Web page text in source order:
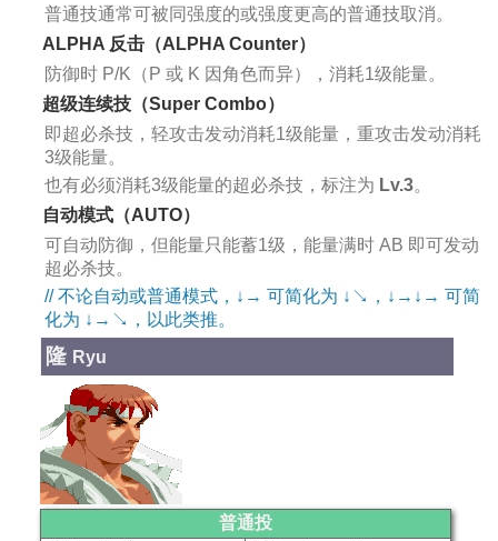
普通技通常可被同强度的或强度更高的普通技取消。
ALPHA 反击（ALPHA Counter）
防御时 P/K（P 或 K 因角色而异），消耗1级能量。
超级连续技（Super Combo）
即超必杀技，轻攻击发动消耗1级能量，重攻击发动消耗
3级能量。
也有必须消耗3级能量的超必杀技，标注为 Lv.3。
自动模式（AUTO）
可自动防御，但能量只能蓄1级，能量满时 AB 即可发动
超必杀技。
// 不论自动或普通模式，↓→ 可简化为 ↓↘，↓→↓→ 可简
化为 ↓→↘，以此类推。
隆 Ryu
普通投